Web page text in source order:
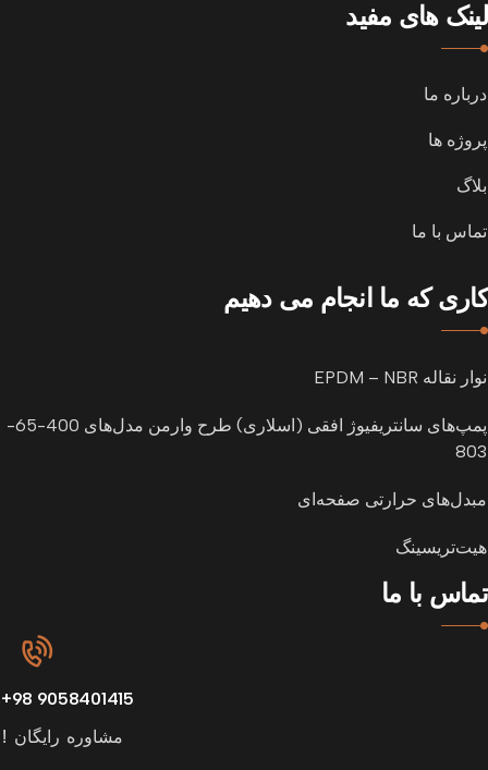
لینک های مفید
درباره ما
پروژه ها
بلاگ
تماس با ما
کاری که ما انجام می دهیم
نوار نقاله EPDM – NBR
پمپ‌های سانتریفیوژ افقی (اسلاری) طرح وارمن مدل‌های 400-65-
803
مبدل‌های حرارتی صفحه‌ای
هیت‌تریسینگ
تماس با ما
9058401415 98+
مشاوره رایگان !